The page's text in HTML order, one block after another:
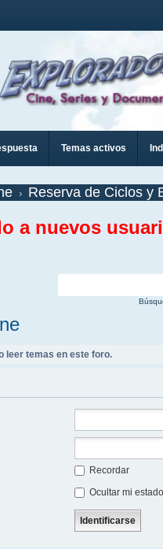
Temas activos
Reserva de Ciclos y
a nuevos
leer temas en este foro.
Recordar
Ocultar mi